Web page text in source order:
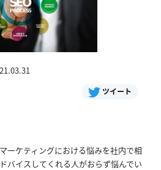
ツイート
ーケティングにおける悩みを社内で相
バイスしてくれる人がおらず悩んでい